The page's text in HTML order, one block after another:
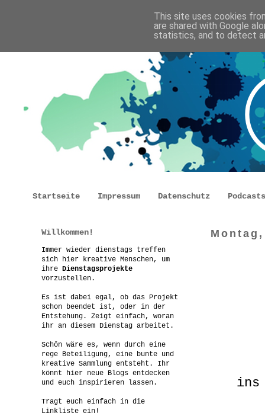
Startseite Impressum Datenschutz Podcasts
ins
Willkommen!
Immer wieder dienstags treffen
sich hier kreative Menschen, um
ihre Dienstagsprojekte
vorzustellen.
Es ist dabei egal, ob das Projekt
schon beendet ist, oder in der
Entstehung. Zeigt einfach, woran
ihr an diesem Dienstag arbeitet.
Schön wäre es, wenn durch eine
rege Beteiligung, eine bunte und
kreative Sammlung entsteht. Ihr
könnt hier neue Blogs entdecken
und euch inspirieren lassen.
Tragt euch einfach in die
Linkliste ein!
This site uses cookies
are shared with Google
statistics, and to detect